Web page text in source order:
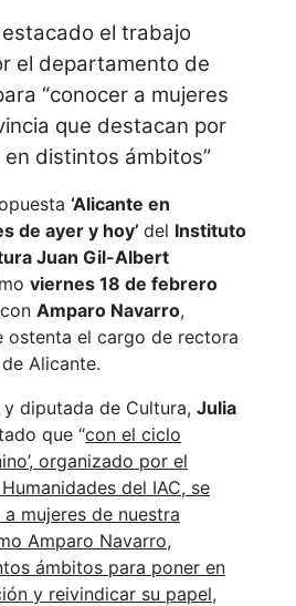
el trabajo
el departamento de
“conocer a mujeres
que destacan por
distintos ámbitos”
‘Alicante en
de ayer y hoy’ del Instituto
Juan Gil-Albert
viernes 18 de febrero
Amparo Navarro,
ostenta el cargo de rectora
Alicante.
diputada de Cultura, Julia
que “con el ciclo
organizado por el
del IAC, se
mujeres de nuestra
Amparo Navarro,
ámbitos para poner en
y reivindicar su papel,